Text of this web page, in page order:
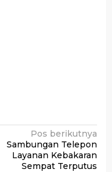
Pos berikutnya
Sambungan Telepon
Layanan Kebakaran
Sempat Terputus